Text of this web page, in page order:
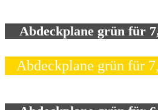
Abdeckplane grün für
Abdeckplane grün für